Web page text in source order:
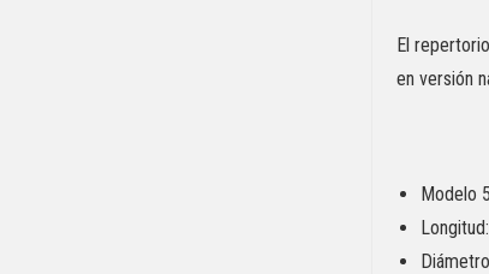
El
en versión
Modelo